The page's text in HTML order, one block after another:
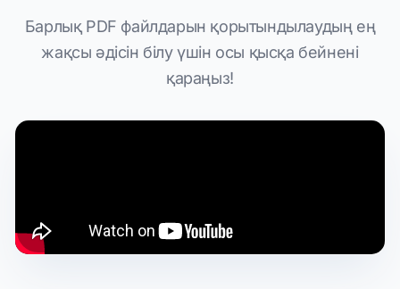
Барлық PDF файлдарын қорытындылаудың ең
жақсы әдісін білу үшін осы қысқа бейнені
қараңыз!